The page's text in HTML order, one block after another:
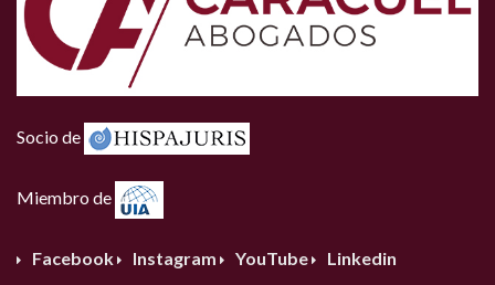
Socio de
Miembro de
Facebook Instagram YouTube Linkedin